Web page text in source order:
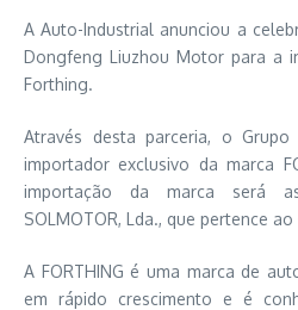
A Auto-Industrial anunciou a
Dongfeng Liuzhou Motor para a
Forthing.
Através desta parceria, o
importador exclusivo da marca
importação da marca será
SOLMOTOR, Lda., que pertence
A FORTHING é uma marca de
em rápido crescimento e é